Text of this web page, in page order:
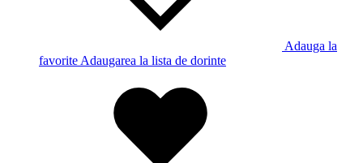
Adauga la
favorite Adaugarea la lista de dorinte